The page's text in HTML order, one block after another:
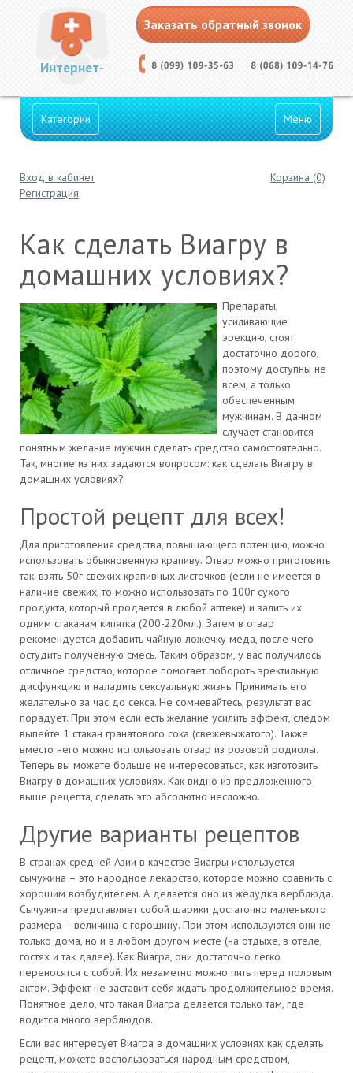
Интернет-
Аптека
Заказать обратный звонок
Категории Меню
Вход в кабинет
Регистрация
Корзина (0)
Как сделать Виагру в
домашних условиях?
Препараты,
усиливающие
эрекцию, стоят
достаточно дорого,
поэтому доступны не
всем, а только
обеспеченным
мужчинам. В данном
случает становится
понятным желание мужчин сделать средство самостоятельно.
Так, многие из них задаются вопросом: как сделать Виагру в
домашних условиях?
Простой рецепт для всех!
Для приготовления средства, повышающего потенцию, можно
использовать обыкновенную крапиву. Отвар можно приготовить
так: взять 50г свежих крапивных листочков (если не имеется в
наличие свежих, то можно использовать по 100г сухого
продукта, который продается в любой аптеке) и залить их
одним стаканам кипятка (200-220мл.). Затем в отвар
рекомендуется добавить чайную ложечку меда, после чего
остудить полученную смесь. Таким образом, у вас получилось
отличное средство, которое помогает побороть эректильную
дисфункцию и наладить сексуальную жизнь. Принимать его
желательно за час до секса. Не сомневайтесь, результат вас
порадует. При этом если есть желание усилить эффект, следом
выпейте 1 стакан гранатового сока (свежевыжатого). Также
вместо него можно использовать отвар из розовой родиолы.
Теперь вы можете больше не интересоваться, как изготовить
Виагру в домашних условиях. Как видно из предложенного
выше рецепта, сделать это абсолютно несложно.
Другие варианты рецептов
В странах средней Азии в качестве Виагры используется
сычужина – это народное лекарство, которое можно сравнить с
хорошим возбудителем. А делается оно из желудка верблюда.
Сычужина представляет собой шарики достаточно маленького
размера – величина с горошину. При этом используются они не
только дома, но и в любом другом месте (на отдыхе, в отеле,
гостях и так далее). Как Виагра, они достаточно легко
переносятся с собой. Их незаметно можно пить перед половым
актом. Эффект не заставит себя ждать продолжительное время.
Понятное дело, что такая Виагра делается только там, где
водится много верблюдов.
Если вас интересует Виагра в домашних условиях как сделать
рецепт, можете воспользоваться народным средством,